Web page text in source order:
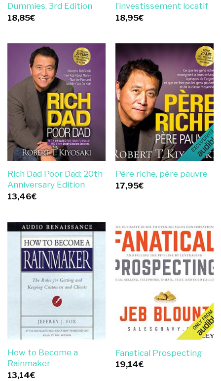
Dummies, 3rd Edition
18,85€
l’investissement locatif
18,95€
Rich Dad Poor Dad: 20th
Anniversary Edition
13,46€
Père riche, père pauvre
17,95€
How to Become a
Rainmaker
13,14€
Fanatical Prospecting
19,14€